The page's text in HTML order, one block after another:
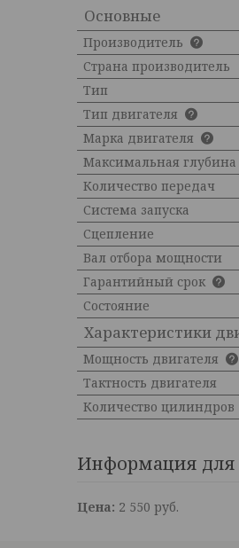
Основные
Производитель
Страна производитель
Тип
Тип двигателя
Марка двигателя
Максимальная глубина
Количество передач
Система запуска
Сцепление
Вал отбора мощности
Гарантийный срок
Состояние
Характеристики
Мощность двигателя
Тактность двигателя
Количество цилиндров
Информация для
Цена: 2 550 руб.